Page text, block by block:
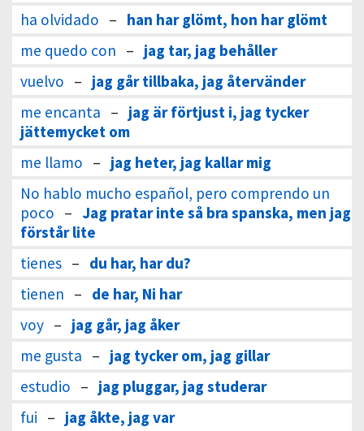
ha olvidado – han har glömt, hon har glömt
me quedo con – jag tar, jag behåller
vuelvo – jag går tillbaka, jag återvänder
me encanta – jag är förtjust i, jag tycker
jättemycket om
me llamo – jag heter, jag kallar mig
No hablo mucho español, pero comprendo un
poco – Jag pratar inte så bra spanska, men jag
förstår lite
tienes – du har, har du?
tienen – de har, Ni har
voy – jag går, jag åker
me gusta – jag tycker om, jag gillar
estudio – jag pluggar, jag studerar
fui – jag åkte, jag var